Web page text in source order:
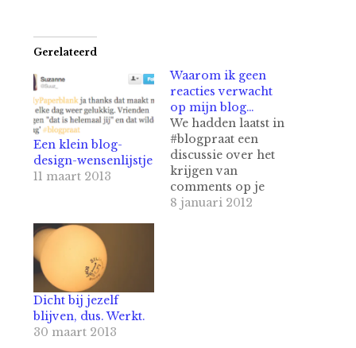
Gerelateerd
Een klein blog-
design-wensenlijstje
11 maart 2013
Waarom ik geen
reacties verwacht
op mijn blog…
We hadden laatst in
#blogpraat een
discussie over het
krijgen van
comments op je
blog naar
8 januari 2012
Dicht bij jezelf
blijven, dus. Werkt.
30 maart 2013